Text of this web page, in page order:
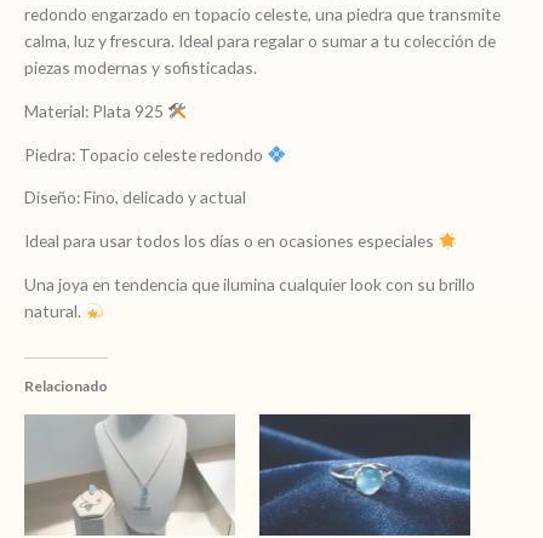
redondo engarzado en topacio celeste, una piedra que transmite
calma, luz y frescura. Ideal para regalar o sumar a tu colección de
piezas modernas y sofisticadas.
Material: Plata 925
Piedra: Topacio celeste redondo
Diseño: Fino, delicado y actual
Ideal para usar todos los días o en ocasiones especiales
Una joya en tendencia que ilumina cualquier look con su brillo
natural.
Relacionado